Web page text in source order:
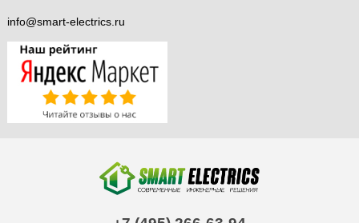
info@smart-electrics.ru